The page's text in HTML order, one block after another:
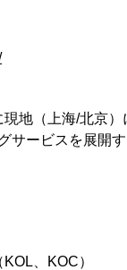
地（上海/北京
サービスを展開す
、KOC）